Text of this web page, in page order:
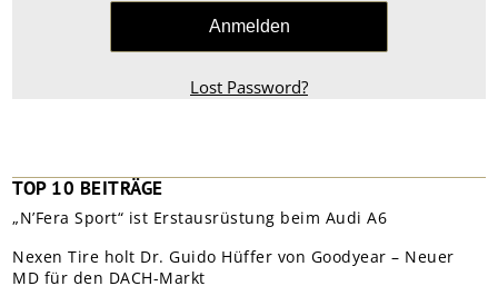
Lost Password?
TOP 10 BEITRÄGE
„N’Fera Sport“ ist Erstausrüstung beim Audi A6
Nexen Tire holt Dr. Guido Hüffer von Goodyear – Neuer
MD für den DACH-Markt